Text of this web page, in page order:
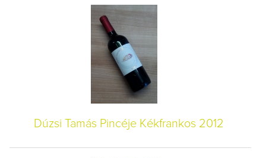
Dúzsi Tamás Pincéje Kékfrankos 2012